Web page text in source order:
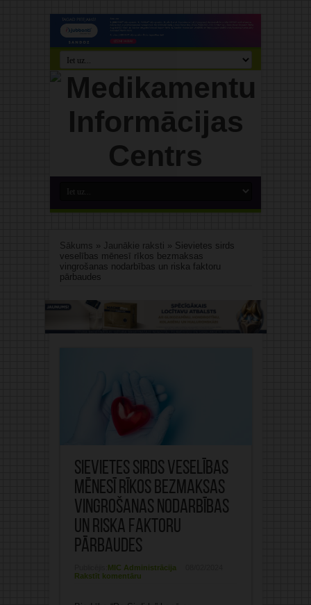
Sākums » Jaunākie raksti » Sievietes sirds
veselības mēnesī rīkos bezmaksas
vingrošanas nodarbības un riska faktoru
pārbaudes
Sievietes sirds veselības
mēnesī rīkos bezmaksas
vingrošanas nodarbības
un riska faktoru
pārbaudes
MIC Administrācija
Rakstīt komentāru